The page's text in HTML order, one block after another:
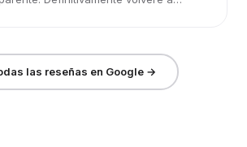
las reseñas en Google →